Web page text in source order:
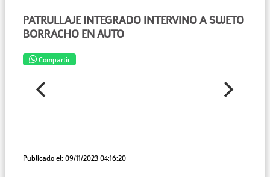
PATRULLAJE INTEGRADO INTERVINO A SUJETO
BORRACHO EN AUTO
Compartir
Publicado el: 09/11/2023 04:16:20